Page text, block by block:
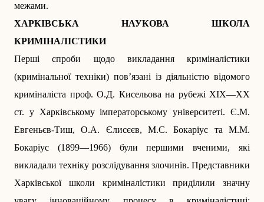
межами.
ХАРКІВСЬКА НАУКОВА ШКОЛА
КРИМІНАЛІСТИКИ
Перші спроби щодо викладання криміналістики
(кримінальної техніки) пов’язані із діяльністю відомого
криміналіста проф. О.Д. Кисельова на рубежі XIX—XX
ст. у Харківському імператорському університеті. Є.М.
Евгеньєв-Тиш, О.А. Єлисєєв, М.С. Бокаріус та М.М.
Бокаріус (1899—1966) були першими вченими, які
викладали техніку розслідування злочинів. Представники
Харківської школи криміналістики приділили значну